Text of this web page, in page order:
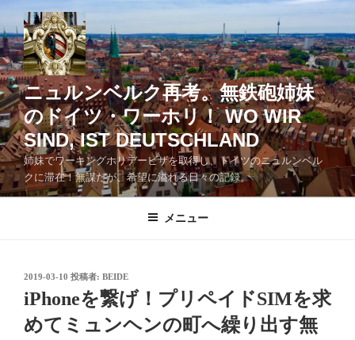
コ
ン
テ
ン
ツ
へ
ス
キ
ッ
プ
ニュルンベルク再考。無鉄砲姉妹
のドイツ・ワーホリ！ WO WIR
SIND, IST DEUTSCHLAND
姉妹でワーキングホリデービザを取得し、ドイツのニュルンベル
クに滞在！無謀だが、希望に溢れる日々の記録。
メニュー
投
稿
日:
2019-03-10 投稿者: BEIDE
iPhoneを繋げ！プリペイドSIMを求
めてミュンヘンの町へ繰り出す無